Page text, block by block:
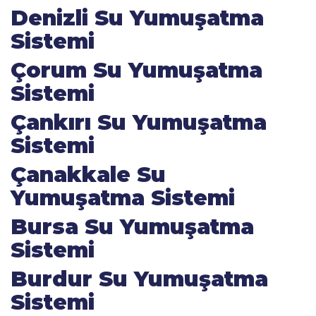
Denizli Su Yumuşatma
Sistemi
Çorum Su Yumuşatma
Sistemi
Çankırı Su Yumuşatma
Sistemi
Çanakkale Su
Yumuşatma Sistemi
Bursa Su Yumuşatma
Sistemi
Burdur Su Yumuşatma
Sistemi